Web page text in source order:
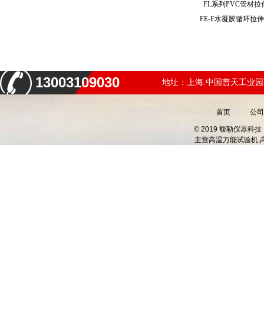
FL系列PVC管材
FE-E水凝胶循环拉
13003109030 地址：上海.中国普天工业
首页 公
© 2019 馥勒仪器科技
主营高温万能试验机,